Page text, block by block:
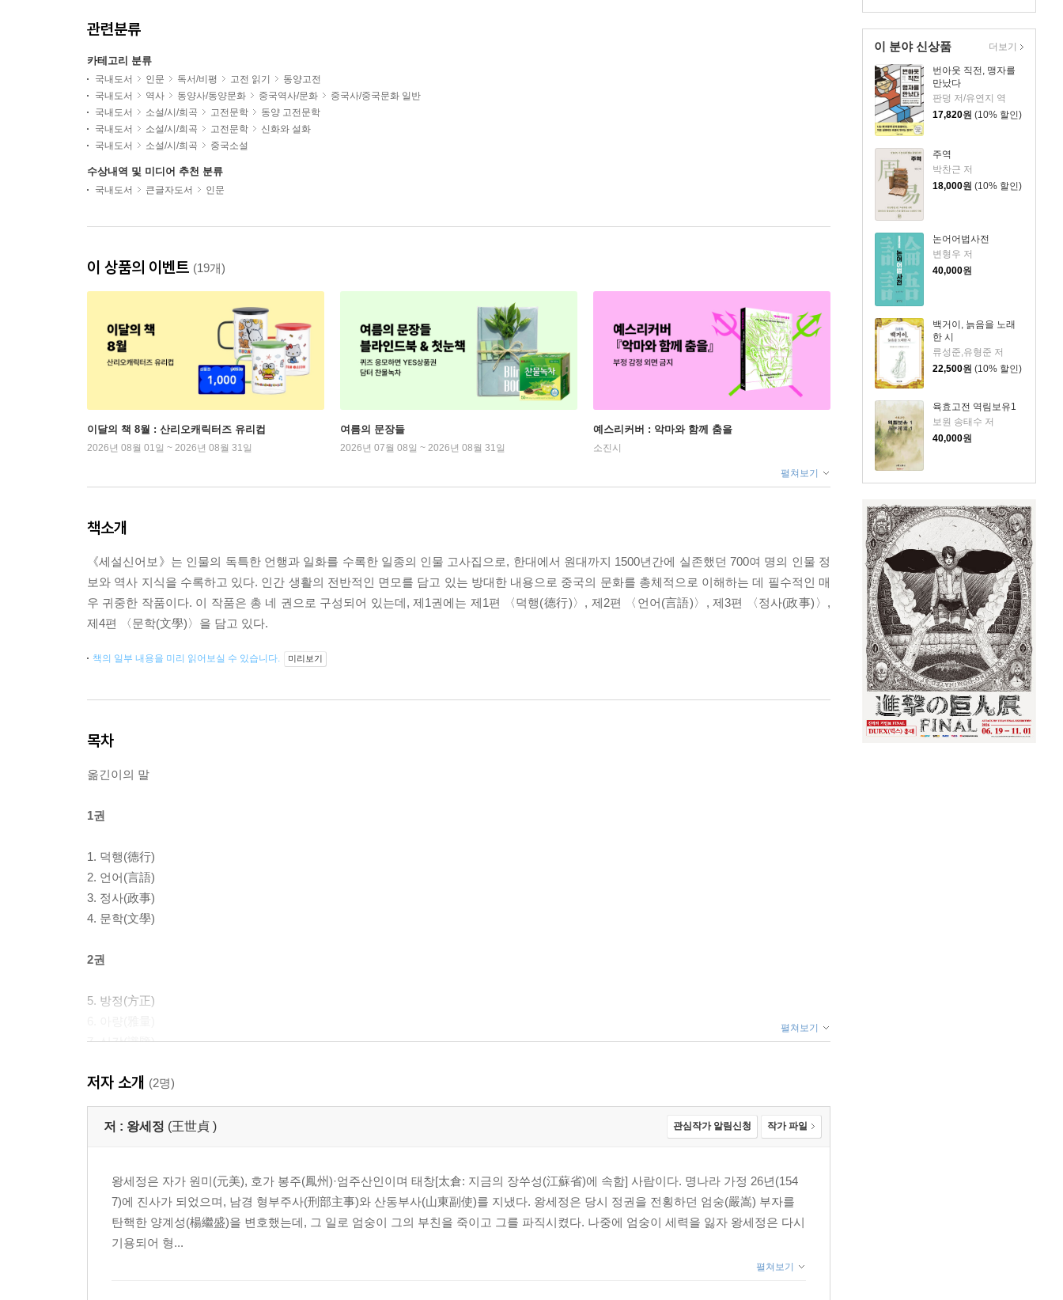
이 분야 신상품
번아웃 직전, 맹자를
만났다
판덩 저/유연지 역
17,820원 (10% 할인)
주역
박찬근 저
18,000원 (10% 할인)
논어어법사전
변형우 저
40,000원
백거이, 늙음을 노래
한 시
류성준,유형준 저
22,500원 (10% 할인)
육효고전 역림보유1
보원 송태수 저
40,000원
더보기
관련분류
카테고리 분류
국내도서 인문 독서/비평 고전 읽기
동양고전
국내도서
역사 동양사/동양문화 중국역사/문화
중국사/중국문화 일반
국내도서
소설/시/희곡 고전문학
동양 고전문학
국내도서
소설/시/희곡 고전문학
신화와 설화
국내도서
소설/시/희곡 중국소설
수상내역 및 미디어 추천 분류
국내도서 큰글자도서 인문
이 상품의 이벤트 (19개)
이달의 책 8월 : 산리오캐릭터즈 유리컵
2026년 08월 01일 ~ 2026년 08월 31일
여름의 문장들
2026년 07월 08일 ~ 2026년 08월 31일
예스리커버 : 악마와 함께 춤을
소진시
펼쳐보기
책소개
《세설신어보》는 인물의 독특한 언행과 일화를 수록한 일종의 인물 고사집으로, 한대에서 원대까지 1500년간에 실존했던 700여 명의 인물 정
보와 역사 지식을 수록하고 있다. 인간 생활의 전반적인 면모를 담고 있는 방대한 내용으로 중국의 문화를 총체적으로 이해하는 데 필수적인 매
우 귀중한 작품이다. 이 작품은 총 네 권으로 구성되어 있는데, 제1권에는 제1편 〈덕행(德行)〉, 제2편 〈언어(言語)〉, 제3편 〈정사(政事)〉,
제4편 〈문학(文學)〉을 담고 있다.
책의 일부 내용을 미리 읽어보실 수 있습니다. 미리보기
목차
옮긴이의 말
1권
1. 덕행(德行)
2. 언어(言語)
3. 정사(政事)
4. 문학(文學)
2권
5. 방정(方正)
7. 식감(識鑒)
9. 품조(品藻)
3권
11. 첩오(捷悟)
12. 숙혜(夙惠)
13. 호상(豪爽)
14. 용지(容止)
펼쳐보기
저자 소개 (2명)
저 : 왕세정 (王世貞 ) 관심작가 알림신청 작가 파일
왕세정은 자가 원미(元美), 호가 봉주(鳳州)·엄주산인이며 태창[太倉: 지금의 장쑤성(江蘇省)에 속함] 사람이다. 명나라 가정 26년(154
7)에 진사가 되었으며, 남경 형부주사(刑部主事)와 산동부사(山東副使)를 지냈다. 왕세정은 당시 정권을 전횡하던 엄숭(嚴嵩) 부자를
탄핵한 양계성(楊繼盛)을 변호했는데, 그 일로 엄숭이 그의 부친을 죽이고 그를 파직시켰다. 나중에 엄숭이 세력을 잃자 왕세정은 다시
기용되어 형...
펼쳐보기